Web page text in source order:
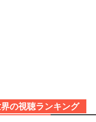
の視聴ランキング